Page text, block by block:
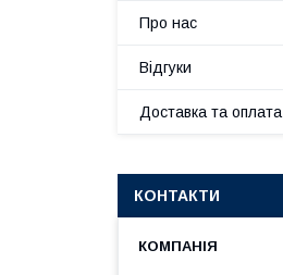
Про нас
Відгуки
Доставка та оплата
КОНТАКТИ